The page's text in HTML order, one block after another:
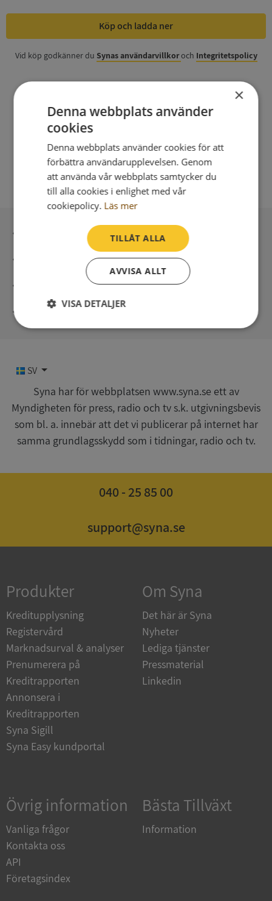
Köp och ladda ner
Vid köp godkänner du Synas användarvillkoroch Integritetspolicy
Inga kopior till omfrågad
Säker betalning med stripe
Direkt digital leverans
Syna - Kreditupplysningar sedan 1947
SV
Syna har för webbplatsen www.syna.se ett av
Myndigheten för press, radio och tv s.k. utgivningsbevis
som bl. a. innebär att det vi publicerar på internet har
samma grundlagsskydd som i tidningar, radio och tv.
040 - 25 85 00
support@syna.se
Produkter
Kreditupplysning
Registervård
Marknadsurval & analyser
Prenumerera på
Kreditrapporten
Annonsera i
Kreditrapporten
Syna Sigill
Syna Easy kundportal
Om Syna
Det här är Syna
Nyheter
Lediga tjänster
Pressmaterial
Linkedin
Övrig information
Vanliga frågor
Kontakta oss
API
Företagsindex
Bästa Tillväxt
Information
×
Denna webbplats använder
cookies
Denna webbplats använder cookies för att
förbättra användarupplevelsen. Genom
att använda vår webbplats samtycker du
till alla cookies i enlighet med vår
cookiepolicy. Läs mer
TILLÅT ALLA
AVVISA ALLT
VISA DETALJER
Strikt
Prestanda Inriktning
Funktioner Oklassificerade
Strikt nödvändigt Prestanda
Inriktning
Funktioner
Oklassificerade
och kontohantering. Webbplatsen kan inte
__RequestVerificationToken
Microsoft
de.syna.se
VISITOR_PRIVACY_METADATA
ASP.NET_SessionId
Privacy Policy